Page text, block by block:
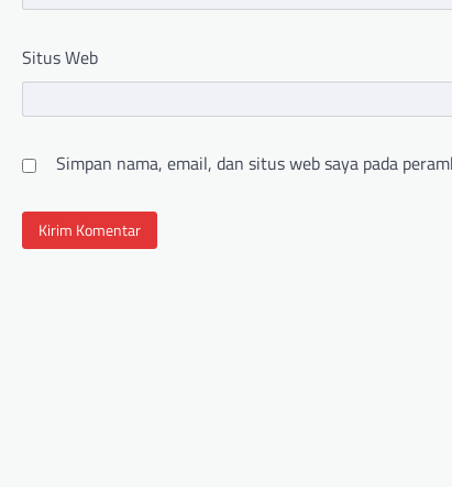
Situs Web
Simpan nama, email, dan situs web saya pada